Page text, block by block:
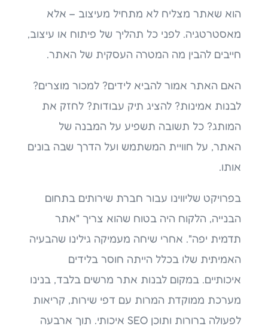
הוא שאתר מצליח לא מתחיל מעיצוב – אלא
מאסטרטגיה. לפני כל תהליך של פיתוח או עיצוב,
חייבים להבין מה המטרה העסקית של האתר.
האם האתר אמור להביא לידים? למכור מוצרים?
לבנות אמינות? להציג תיק עבודות? לחזק את
המותג? כל תשובה תשפיע על המבנה של
האתר, על חוויית המשתמש ועל הדרך שבה בונים
אותו.
בפרויקט שליווינו עבור חברת שירותים בתחום
הבנייה, הלקוח היה בטוח שהוא צריך "אתר
תדמית יפה". אחרי שיחה מעמיקה גילינו שהבעיה
האמיתית שלו בכלל הייתה חוסר בלידים
איכותיים. במקום לבנות אתר מרשים בלבד, בנינו
מערכת ממוקדת המרות עם דפי שירות, קריאות
לפעולה ברורות ותוכן SEO איכותי. תוך ארבעה